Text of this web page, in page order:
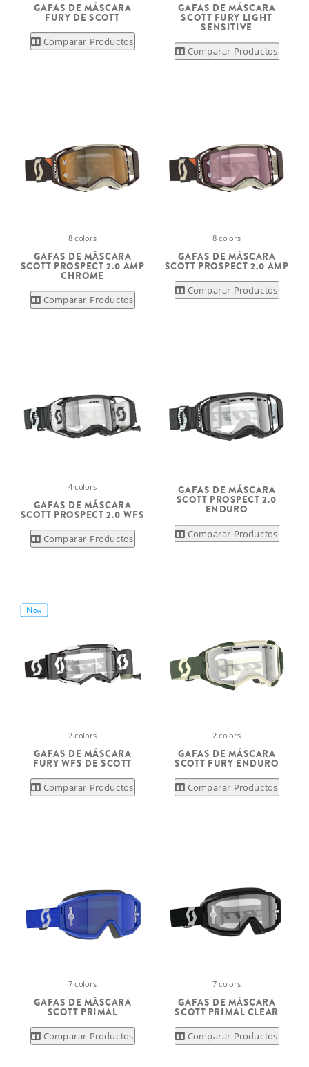
GAFAS DE MÁSCARA
FURY DE SCOTT
Comparar Productos
GAFAS DE MÁSCARA
SCOTT FURY LIGHT
SENSITIVE
Comparar Productos
8 colors
GAFAS DE MÁSCARA
SCOTT PROSPECT 2.0 AMP
CHROME
Comparar Productos
8 colors
GAFAS DE MÁSCARA
SCOTT PROSPECT 2.0 AMP
Comparar Productos
4 colors
GAFAS DE MÁSCARA
SCOTT PROSPECT 2.0 WFS
Comparar Productos
GAFAS DE MÁSCARA
SCOTT PROSPECT 2.0
ENDURO
Comparar Productos
New
2 colors
GAFAS DE MÁSCARA
FURY WFS DE SCOTT
Comparar Productos
2 colors
GAFAS DE MÁSCARA
SCOTT FURY ENDURO
Comparar Productos
7 colors
GAFAS DE MÁSCARA
SCOTT PRIMAL
Comparar Productos
7 colors
GAFAS DE MÁSCARA
SCOTT PRIMAL CLEAR
Comparar Productos